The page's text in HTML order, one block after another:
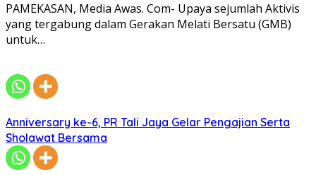
PAMEKASAN, Media Awas. Com- Upaya sejumlah Aktivis
yang tergabung dalam Gerakan Melati Bersatu (GMB)
untuk…
Anniversary ke-6, PR Tali Jaya Gelar Pengajian Serta
Sholawat Bersama